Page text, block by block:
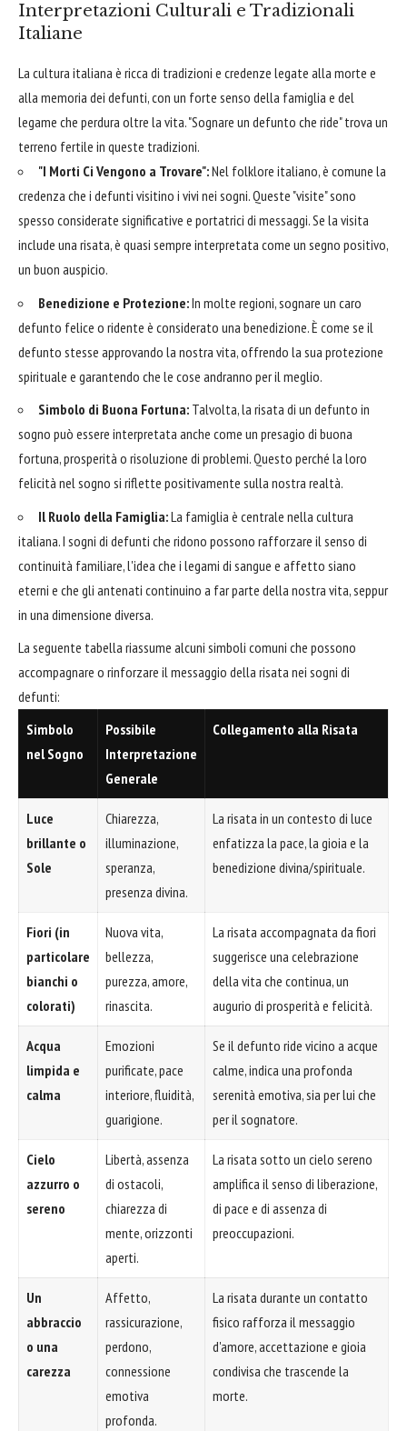
Interpretazioni Culturali e Tradizionali
Italiane
La cultura italiana è ricca di tradizioni e credenze legate alla morte e
alla memoria dei defunti, con un forte senso della famiglia e del
legame che perdura oltre la vita. "Sognare un defunto che ride" trova un
terreno fertile in queste tradizioni.
"I Morti Ci Vengono a Trovare":Nel folklore italiano, è comune la
credenza che i defunti visitino i vivi nei sogni. Queste "visite" sono
spesso considerate significative e portatrici di messaggi. Se la visita
include una risata, è quasi sempre interpretata come un segno positivo,
un buon auspicio.
Benedizione e Protezione:In molte regioni, sognare un caro
defunto felice o ridente è considerato una benedizione. È come se il
defunto stesse approvando la nostra vita, offrendo la sua protezione
spirituale e garantendo che le cose andranno per il meglio.
Simbolo di Buona Fortuna: Talvolta, la risata di un defunto in
sogno può essere interpretata anche come un presagio di buona
fortuna, prosperità o risoluzione di problemi. Questo perché la loro
felicità nel sogno si riflette positivamente sulla nostra realtà.
Il Ruolo della Famiglia:La famiglia è centrale nella cultura
italiana. I sogni di defunti che ridono possono rafforzare il senso di
continuità familiare, l'idea che i legami di sangue e affetto siano
eterni e che gli antenati continuino a far parte della nostra vita, seppur
in una dimensione diversa.
La seguente tabella riassume alcuni simboli comuni che possono
accompagnare o rinforzare il messaggio della risata nei sogni di
defunti:
Simbolo
nel Sogno
Possibile
Interpretazione
Generale
Collegamento alla Risata
Luce
brillante o
Sole
Chiarezza,
illuminazione,
speranza,
presenza divina.
La risata in un contesto di luce
enfatizza la pace, la gioia e la
benedizione divina/spirituale.
Fiori (in
particolare
bianchi o
colorati)
Nuova vita,
bellezza,
purezza, amore,
rinascita.
La risata accompagnata da fiori
suggerisce una celebrazione
della vita che continua, un
augurio di prosperità e felicità.
Acqua
limpida e
calma
Emozioni
purificate, pace
interiore, fluidità,
guarigione.
Se il defunto ride vicino a acque
calme, indica una profonda
serenità emotiva, sia per lui che
per il sognatore.
Cielo
azzurro o
sereno
Libertà, assenza
di ostacoli,
chiarezza di
mente, orizzonti
aperti.
La risata sotto un cielo sereno
amplifica il senso di liberazione,
di pace e di assenza di
preoccupazioni.
Un
abbraccio
o una
carezza
Affetto,
rassicurazione,
perdono,
connessione
emotiva
profonda.
La risata durante un contatto
fisico rafforza il messaggio
d'amore, accettazione e gioia
condivisa che trascende la
morte.